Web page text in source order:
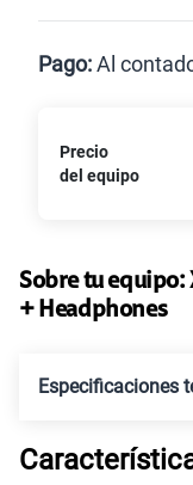
Paga solo
Paga solo
Paga solo
Paga solo
Pago:Al
Al contado
Precio
del equipo
Sobre tu equipo:
+ Headphones
Especificaciones
Tecnología de